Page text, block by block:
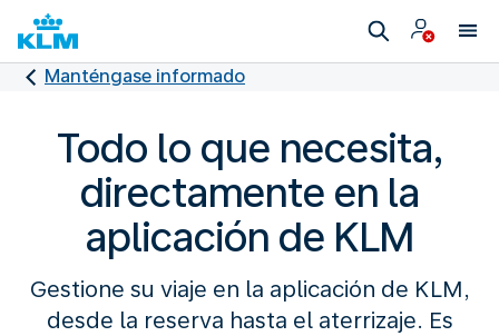
Manténgase informado
Todo lo que necesita,
directamente en la
aplicación de KLM
Gestione su viaje en la aplicación de KLM,
desde la reserva hasta el aterrizaje. Es